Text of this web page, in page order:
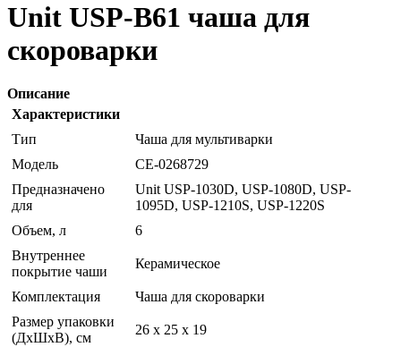
Unit USP-B61 чаша для
скороварки
Описание
Характеристики
Тип
Чаша для мультиварки
Модель
CE-0268729
Предназначено
для
Unit USP-1030D, USP-1080D, USP-
1095D, USP-1210S, USP-1220S
Объем, л
6
Внутреннее
покрытие чаши
Керамическое
Комплектация
Чаша для скороварки
Размер упаковки
(ДхШхВ), см
26 x 25 x 19